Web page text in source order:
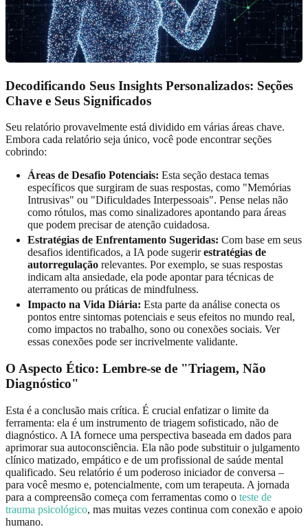
Decodificando Seus Insights Personalizados: Seções
Chave e Seus Significados
Seu relatório provavelmente está dividido em várias áreas chave.
Embora cada relatório seja único, você pode encontrar seções
cobrindo:
Áreas de Desafio Potenciais: Esta seção destaca temas
específicos que surgiram de suas respostas, como "Memórias
Intrusivas" ou "Dificuldades Interpessoais". Pense nelas não
como rótulos, mas como sinalizadores apontando para áreas
que podem precisar de atenção cuidadosa.
Estratégias de Enfrentamento Sugeridas: Com base em seus
desafios identificados, a IA pode sugerirestratégias de
autorregulação relevantes. Por exemplo, se suas respostas
indicam alta ansiedade, ela pode apontar para técnicas de
aterramento ou práticas de mindfulness.
Impacto na Vida Diária: Esta parte da análise conecta os
pontos entre sintomas potenciais e seus efeitos no mundo real,
como impactos no trabalho, sono ou conexões sociais. Ver
essas conexões pode ser incrivelmente validante.
O Aspecto Ético: Lembre-se de "Triagem, Não
Diagnóstico"
Esta é a conclusão mais crítica. É crucial enfatizar o limite da
ferramenta: ela é um instrumento de triagem sofisticado, não de
diagnóstico. A IA fornece uma perspectiva baseada em dados para
aprimorar sua autoconsciência. Ela não pode substituir o julgamento
clínico matizado, empático e de um profissional de saúde mental
qualificado. Seu relatório é um poderoso iniciador de conversa –
para você mesmo e, potencialmente, com um terapeuta. A jornada
para a compreensão começa com ferramentas como o teste de
trauma psicológico, mas muitas vezes continua com conexão e apoio
humano.